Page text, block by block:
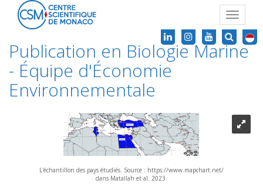
Toggle
Publication en Biologie Marine
- Équipe d'Économie
Environnementale
L'échantillon des pays étudiés. Source : https://www.mapchart.net/
dans Matallah et al. 2023.